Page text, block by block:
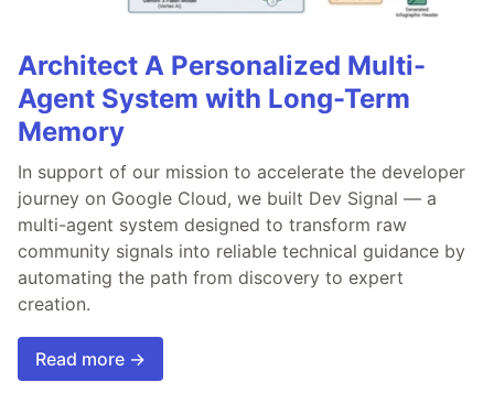
Architect A Personalized Multi-
Agent System with Long-Term
Memory
In support of our mission to accelerate the developer
journey on Google Cloud, we built Dev Signal — a
multi-agent system designed to transform raw
community signals into reliable technical guidance by
automating the path from discovery to expert
creation.
Read more →